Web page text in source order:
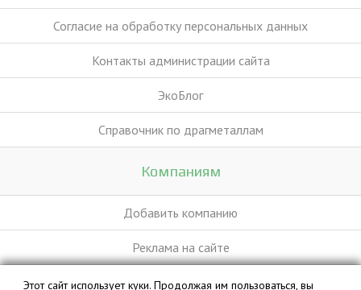
Согласие на обработку персональных данных
Контакты администрации сайта
ЭкоБлог
Справочник по драгметаллам
Компаниям
Добавить компанию
Реклама на сайте
Этот сайт использует куки. Продолжая им пользоваться, вы